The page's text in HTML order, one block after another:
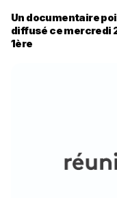
Un documentaire
diffusé ce mercredi
1ère